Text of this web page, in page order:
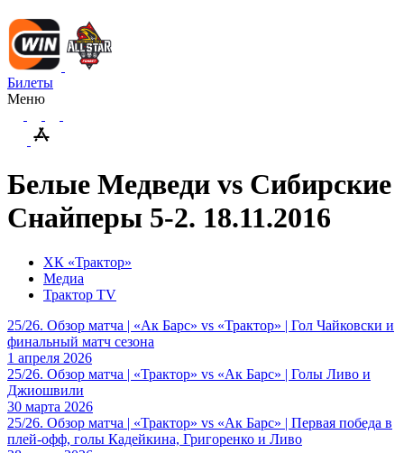
Билеты
Меню
Белые Медведи vs Cибирские
Снайперы 5-2. 18.11.2016
ХК «Трактор»
Медиа
Трактор TV
25/26. Обзор матча | «Ак Барс» vs «Трактор» | Гол Чайковски и
финальный матч сезона
1 апреля 2026
25/26. Обзор матча | «Трактор» vs «Ак Барс» | Голы Ливо и
Джиошвили
30 марта 2026
25/26. Обзор матча | «Трактор» vs «Ак Барс» | Первая победа в
плей-офф, голы Кадейкина, Григоренко и Ливо